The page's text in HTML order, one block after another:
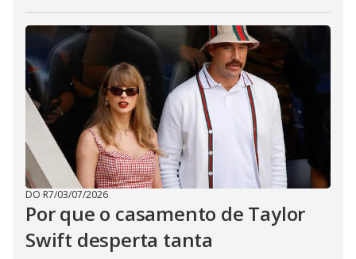
DO R7/03/07/2026
Por que o casamento de Taylor
Swift desperta tanta